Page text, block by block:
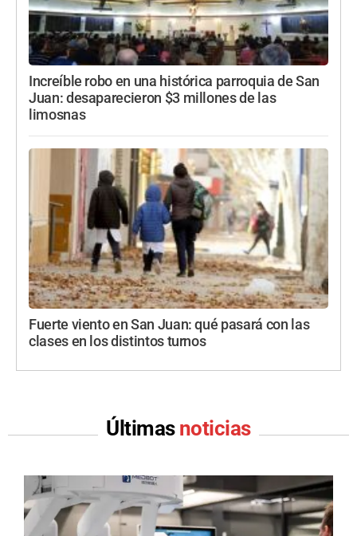
Increíble robo en una histórica parroquia de San
Juan: desaparecieron $3 millones de las
limosnas
Fuerte viento en San Juan: qué pasará con las
clases en los distintos turnos
Últimas noticias